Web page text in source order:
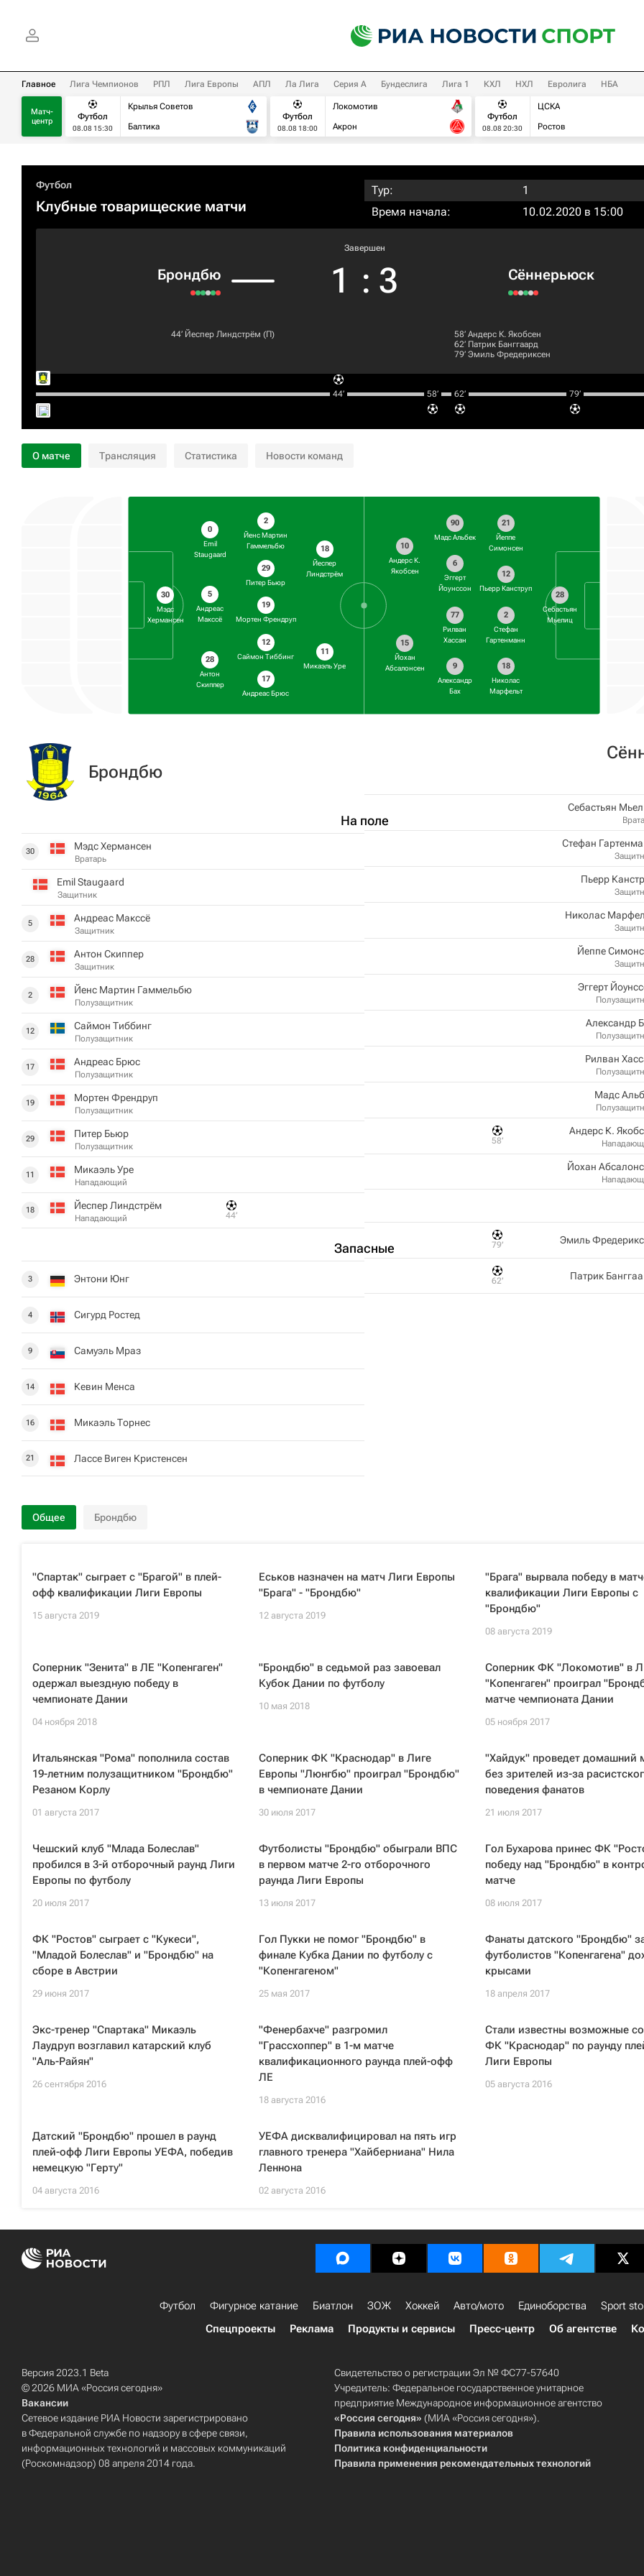
Главное Лига Чемпионов РПЛ Лига Европы АПЛ Ла Лига Серия А Бундеслига Лига 1 КХЛ НХЛ Евролига НБА
Матч-
центр
Футбол
08.08 15:30
Крылья Советов
Балтика
Футбол
08.08 18:00
Локомотив
Акрон
Футбол
08.08 20:30
ЦСКА
Ростов
Футбол
Клубные товарищеские матчи
Тур:
1
Время начала:
10.02.2020 в 15:00
Брондбю
Завершен
1 : 3 Сённерьюск
44‎’‎ Йеспер Линдстрём (П) 58‎’‎ Андерс К. Якобсен
62‎’‎ Патрик Банггаард
79‎’‎ Эмиль Фредериксен
44‎’‎ 58‎’‎ 62‎’‎ 79‎’‎
О матче Трансляция Статистика Новости команд
30
Мэдс
Хермансен
0
Emil
Staugaard
5
Андреас
Макссё
28
Антон
Скиппер
2
Йенс Мартин
Гаммельбю
29
Питер Бьюр
19
Мортен Френдруп
12
Саймон Тиббинг
17
Андреас Брюс
18
Йеспер
Линдстрём
11
Микаэль Уре
28
Себастьян
Мьелиц
21
Йеппе
Симонсен
12
Пьерр Канструп
2
Стефан
Гартенманн
18
Николас
Марфельт
90
Мадс Альбек
6
Эггерт
Йоунссон
77
Рилван
Хассан
9
Александр
Бах
10
Андерс К.
Якобсен
15
Йохан
Абсалонсен
Брондбю
На поле
30 Мэдс Хермансен
Вратарь
Emil Staugaard
Защитник
5 Андреас Макссё
Защитник
28 Антон Скиппер
Защитник
2 Йенс Мартин Гаммельбю
Полузащитник
12 Саймон Тиббинг
Полузащитник
17 Андреас Брюс
Полузащитник
19 Мортен Френдруп
Полузащитник
29 Питер Бьюр
Полузащитник
11 Микаэль Уре
Нападающий
18 Йеспер Линдстрём
Нападающий 44‎’‎
Запасные
3 Энтони Юнг
4 Сигурд Ростед
9 Самуэль Мраз
14 Кевин Менса
16 Микаэль Торнес
21 Лассе Виген Кристенсен
Себастьян
Стефан
Пьерр
Николас
Йеппе
Эггерт
Александр
Рилван
Мадс
Андерс К.
58‎’‎
Йохан
Эмиль
79‎’‎
Патрик
62‎’‎
Общее Брондбю
"Спартак" сыграет с "Брагой" в плей-
офф квалификации Лиги Европы
15 августа 2019
Еськов назначен на матч Лиги Европы
"Брага" - "Брондбю"
12 августа 2019
"Брага" вырвала победу в
квалификации Лиги Европы с
"Брондбю"
08 августа 2019
Соперник "Зенита" в ЛЕ "Копенгаген"
одержал выездную победу в
чемпионате Дании
04 ноября 2018
"Брондбю" в седьмой раз завоевал
Кубок Дании по футболу
10 мая 2018
Соперник ФК "Локомотив" в
"Копенгаген" проиграл
матче чемпионата Дании
05 ноября 2017
Итальянская "Рома" пополнила состав
19-летним полузащитником "Брондбю"
Резаном Корлу
01 августа 2017
Соперник ФК "Краснодар" в Лиге
Европы "Люнгбю" проиграл "Брондбю"
в чемпионате Дании
30 июля 2017
"Хайдук" проведет домашний
без зрителей из-за
поведения фанатов
21 июля 2017
Чешский клуб "Млада Болеслав"
пробился в 3-й отборочный раунд Лиги
Европы по футболу
20 июля 2017
Футболисты "Брондбю" обыграли ВПС
в первом матче 2-го отборочного
раунда Лиги Европы
13 июля 2017
Гол Бухарова принес ФК
победу над "Брондбю" в
матче
08 июля 2017
ФК "Ростов" сыграет с "Кукеси",
"Младой Болеслав" и "Брондбю" на
сборе в Австрии
29 июня 2017
Гол Пукки не помог "Брондбю" в
финале Кубка Дании по футболу с
"Копенгагеном"
25 мая 2017
Фанаты датского "Брондбю"
футболистов "Копенгагена"
крысами
18 апреля 2017
Экс-тренер "Спартака" Микаэль
Лаудруп возглавил катарский клуб
"Аль-Райян"
26 сентября 2016
"Фенербахче" разгромил
"Грассхоппер" в 1-м матче
квалификационного раунда плей-офф
ЛЕ
18 августа 2016
Стали известны возможные
ФК "Краснодар" по раунду
Лиги Европы
05 августа 2016
Датский "Брондбю" прошел в раунд
плей-офф Лиги Европы УЕФА, победив
немецкую "Герту"
04 августа 2016
УЕФА дисквалифицировал на пять игр
главного тренера "Хайберниана" Нила
Леннона
02 августа 2016
Футбол Фигурное катание Биатлон ЗОЖ Хоккей Авто/мото Единоборства
Sport
Спецпроекты
Реклама Продукты и сервисы Пресс-центр Об агентстве
Версия 2023.1 Beta
© 2026 МИА «Россия сегодня»
Вакансии
Сетевое издание РИА Новости зарегистрировано
в Федеральной службе по надзору в сфере связи,
информационных технологий и массовых коммуникаций
(Роскомнадзор) 08 апреля 2014 года.
Свидетельство о регистрации Эл № ФС77-57640
Учредитель: Федеральное государственное унитарное
предприятие Международное информационное агентство
«Россия сегодня» (МИА «Россия сегодня»).
Правила использования материалов
Политика конфиденциальности
Правила применения рекомендательных технологий